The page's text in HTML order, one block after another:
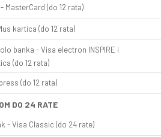
MasterCard (do 12 rata)
kartica (do 12 rata)
banka - Visa electron INSPIRE i
(do 12 rata)
(do 12 rata)
DO 24 RATE
- Visa Classic (do 24 rate)